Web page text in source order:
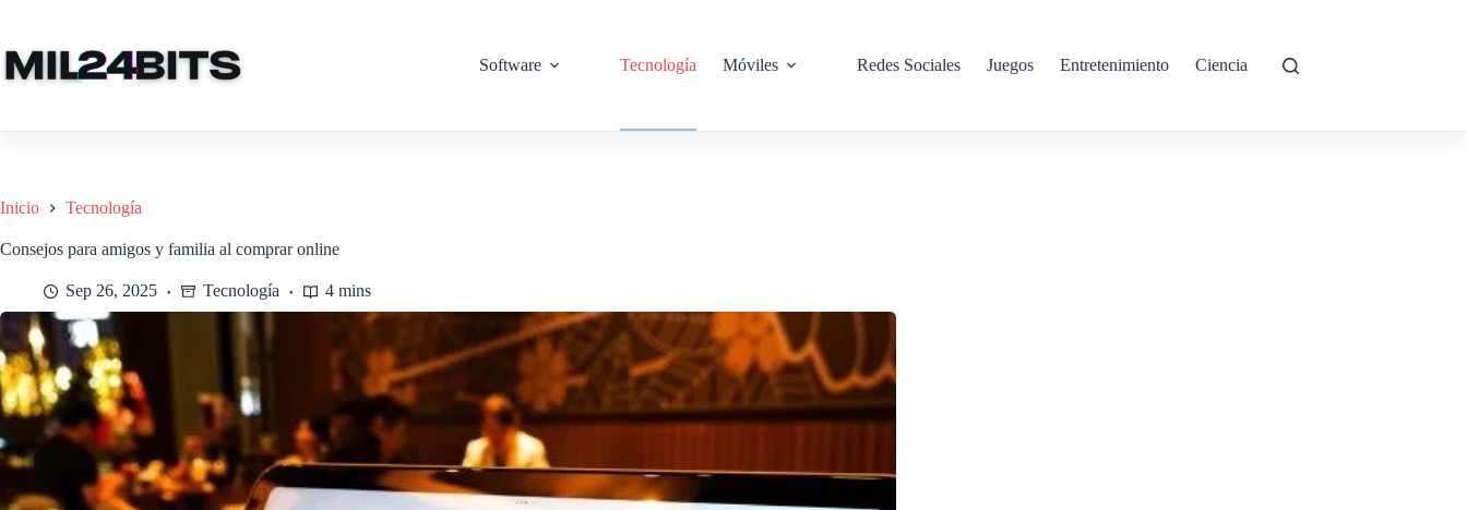
contenido
Software
Tecnología Móviles Redes Sociales Juegos Entretenimiento Ciencia
Inicio Tecnología
Consejos para amigos y familia al comprar online
Sep 26, 2025 Tecnología 4 mins